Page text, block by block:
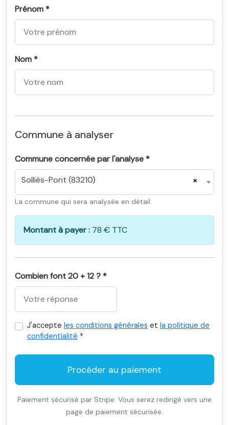
Prénom *
Nom *
Commune à analyser
Commune concernée par l'analyse *
×
Solliès-Pont (83210)
La commune qui sera analysée en détail.
Montant à payer : 78 € TTC
Combien font 20 + 12 ? *
J'accepte les conditions générales et la politique de
confidentialité *
Procéder au paiement
Paiement sécurisé par Stripe. Vous serez redirigé vers une
page de paiement sécurisée.